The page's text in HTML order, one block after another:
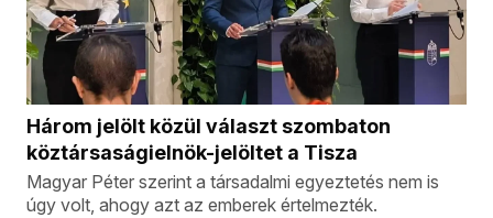
Három jelölt közül választ szombaton
köztársaságielnök-jelöltet a Tisza
Magyar Péter szerint a társadalmi egyeztetés nem is
úgy volt, ahogy azt az emberek értelmezték.